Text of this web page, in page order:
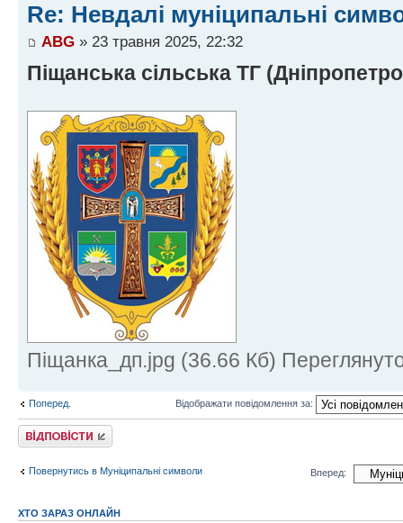
Re: Невдалі муніципальні
ABG » 23 травня 2025, 22:32
Піщанська сільська ТГ
Піщанка_дп.jpg (36.66 Кб)
Поперед. Відображати повідомлення за:
Відповісти
Повернутись в Муніципальні символи Вперед:
ХТО ЗАРАЗ ОНЛАЙН